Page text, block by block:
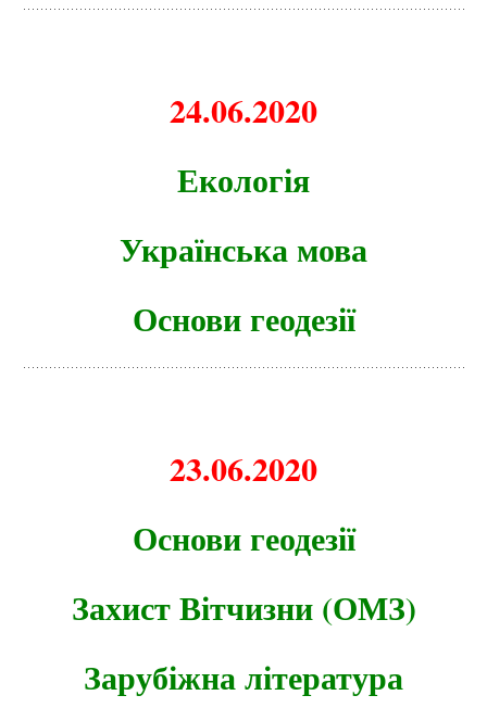
24.06.2020
Екологія
Українська мова
Основи геодезії
23.06.2020
Основи геодезії
Захист Вітчизни (ОМЗ)
Зарубіжна література